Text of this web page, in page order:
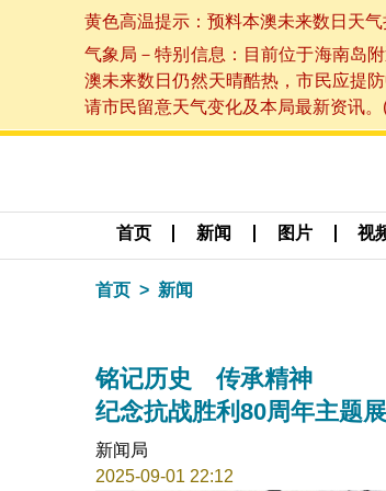
黄色高温提示：预料本澳未来数日天
气象局－特别信息：目前位于海南岛
澳未来数日仍然天晴酷热，市民应提
请市民留意天气变化及本局最新资讯
首页 新闻 图片 视
首页 新闻
铭记历史 传承精神
纪念抗战胜利80周年主题
新闻局
2025-09-01 22:12